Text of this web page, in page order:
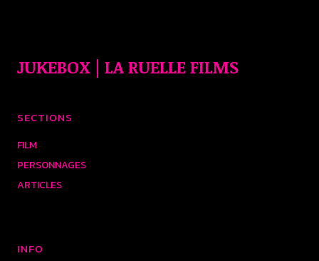
JUKEBOX | LA RUELLE FILMS
SECTIONS
FILM
PERSONNAGES
ARTICLES
INFO